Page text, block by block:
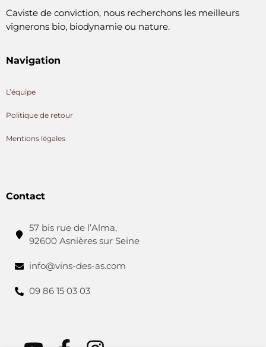
Caviste de conviction, nous recherchons les meilleurs
vignerons bio, biodynamie ou nature.
Navigation
L’équipe
Politique de retour
Mentions légales
Contact
57 bis rue de l’Alma,
92600 Asnières sur Seine
info@vins-des-as.com
09 86 15 03 03